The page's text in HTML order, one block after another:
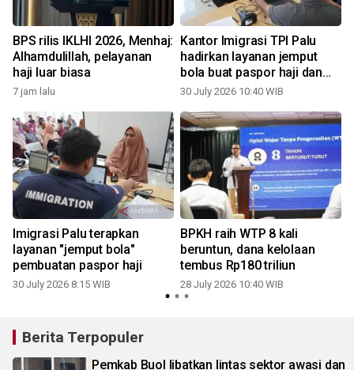
BPS rilis IKLHI 2026, Menhaj:
Alhamdulillah, pelayanan
haji luar biasa
7 jam lalu
Kantor Imigrasi TPI Palu
hadirkan layanan jemput
bola buat paspor haji dan
umrah
30 July 2026 10:40 WIB
Imigrasi Palu terapkan
layanan "jemput bola"
pembuatan paspor haji
30 July 2026 8:15 WIB
BPKH raih WTP 8 kali
beruntun, dana kelolaan
tembus Rp180 triliun
28 July 2026 10:40 WIB
Berita Terpopuler
Pemkab Buol libatkan lintas sektor awasi dan